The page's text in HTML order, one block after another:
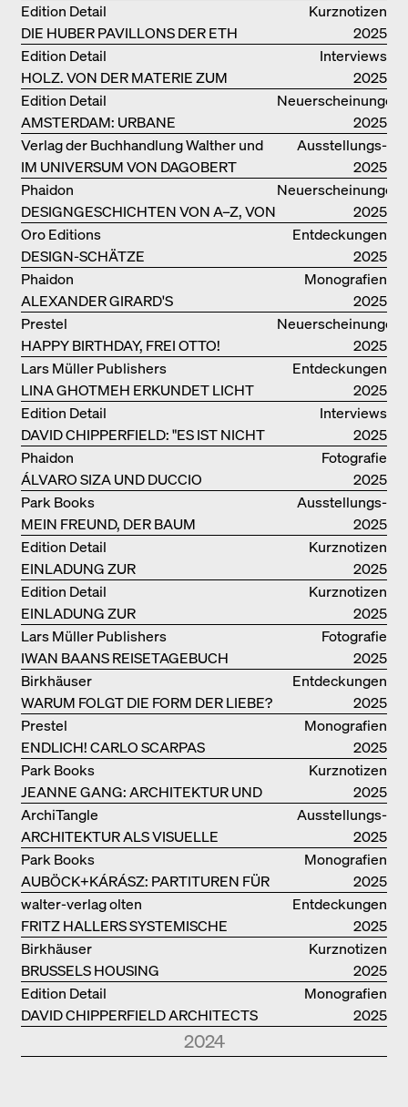
Kurznotizen
DIE HUBER PAVILLONS DER ETH
ZÜRICH – WIEDERVERWENDET!
Edition Detail
2025
Interviews
HOLZ. VON DER MATERIE ZUM
GEBAUTEN
Edition Detail
2025
Neuerscheinungen
AMSTERDAM: URBANE
ARCHITEKTUR UND LEBENSRÄUME
Edition Detail
2025
Ausstellungs­
kataloge
IM UNIVERSUM VON DAGOBERT
PECHE
Verlag der Buchhandlung Walther und
Franz König
2025
Neuerscheinungen
DESIGNGESCHICHTEN VON A–Z, VON
GAE AULENTI BIS ZU SORI YANAGI
Phaidon
2025
Entdeckungen
DESIGN-SCHÄTZE
WIEDERENTDECKT: FINN JUHLS
CHIEFTAIN CHAIR
Oro Editions
2025
Monografien
ALEXANDER GIRARD'S
OPTIMISTISCHE ENTWÜRFE
Phaidon
2025
Neuerscheinungen
HAPPY BIRTHDAY, FREI OTTO!
Prestel
2025
Entdeckungen
LINA GHOTMEH ERKUNDET LICHT
UND DUNKELHEIT
Lars Müller Publishers
2025
Interviews
DAVID CHIPPERFIELD: "ES IST NICHT
SO LEICHT, BERLIN ZU MÖGEN"
Edition Detail
2025
Fotografie
ÁLVARO SIZA UND DUCCIO
MALAGAMBA: SKIZZEN UND
FOTOGRAFIEN
Phaidon
2025
Ausstellungs­
kataloge
MEIN FREUND, DER BAUM
Park Books
2025
Kurznotizen
EINLADUNG ZUR
BUCHVORSTELLUNG
Edition Detail
2025
Kurznotizen
EINLADUNG ZUR
BUCHPRÄSENTATION IM
BREGENZERWALD
Edition Detail
2025
Fotografie
IWAN BAANS REISETAGEBUCH
Lars Müller Publishers
2025
Entdeckungen
WARUM FOLGT DIE FORM DER LIEBE?
Birkhäuser
2025
Monografien
ENDLICH! CARLO SCARPAS
GESAMTWERK
Prestel
2025
Kurznotizen
JEANNE GANG: ARCHITEKTUR UND
DIE KUNST DES PFROPFENS
Park Books
2025
Ausstellungs­
kataloge
ARCHITEKTUR ALS VISUELLE
INVESTIGATION
ArchiTangle
2025
Monografien
AUBÖCK+KÁRÁSZ: PARTITUREN FÜR
OFFENE RÄUME
Park Books
2025
Entdeckungen
FRITZ HALLERS SYSTEMISCHE
STADTUTOPIE
walter-verlag olten
2025
Kurznotizen
BRUSSELS HOUSING
Birkhäuser
2025
Monografien
DAVID CHIPPERFIELD ARCHITECTS
Edition Detail
2025
2024